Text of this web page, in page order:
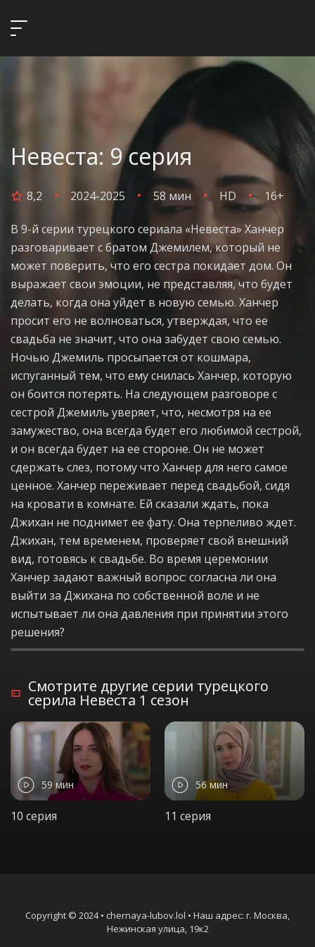
Невеста: 9 серия
8,2 2024-2025 58 мин HD 16+
В 9-й серии турецкого сериала «Невеста» Ханчер
разговаривает с братом Джемилем, который не
может поверить, что его сестра покидает дом. Он
выражает свои эмоции, не представляя, что будет
делать, когда она уйдет в новую семью. Ханчер
просит его не волноваться, утверждая, что ее
свадьба не значит, что она забудет свою семью.
Ночью Джемиль просыпается от кошмара,
испуганный тем, что ему снилась Ханчер, которую
он боится потерять. На следующем разговоре с
сестрой Джемиль уверяет, что, несмотря на ее
замужество, она всегда будет его любимой сестрой,
и он всегда будет на ее стороне. Он не может
сдержать слез, потому что Ханчер для него самое
ценное. Ханчер переживает перед свадьбой, сидя
на кровати в комнате. Ей сказали ждать, пока
Джихан не поднимет ее фату. Она терпеливо ждет.
Джихан, тем временем, проверяет свой внешний
вид, готовясь к свадьбе. Во время церемонии
Ханчер задают важный вопрос: согласна ли она
выйти за Джихана по собственной воле и не
испытывает ли она давления при принятии этого
решения?
Смотрите другие серии турецкого
серила Невеста 1 сезон
59 мин
10 серия
56 мин
11 серия
Copyright © 2024 • chernaya-lubov.lol • Наш адрес: г. Москва,
Нежинская улица, 19к2